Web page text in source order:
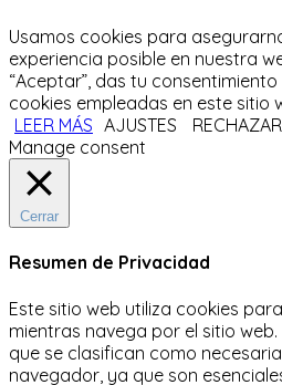
Usamos cookies para
experiencia posible en nuestra
“Aceptar”, das tu
cookies empleadas en este sitio
LEER MÁS AJUSTES RECHAZAR
Manage consent
Cerrar
Resumen de Privacidad
Este sitio web utiliza cookies
mientras navega por el sitio web.
que se clasifican como
navegador, ya que son